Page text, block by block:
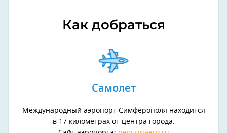
Как добраться
Самолет
Международный аэропорт Симферополя находится
в 17 километрах от центра города.